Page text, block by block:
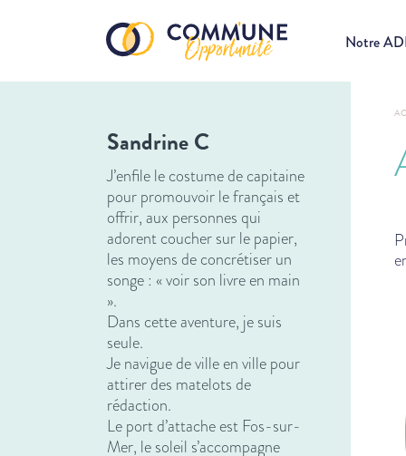
Notre
Sandrine C
J’enfile le costume de capitaine
pour promouvoir le français et
offrir, aux personnes qui
adorent coucher sur le papier,
les moyens de concrétiser un
songe : « voir son livre en main
».
Dans cette aventure, je suis
seule.
Je navigue de ville en ville pour
attirer des matelots de
rédaction.
Le port d’attache est Fos-sur-
Mer, le soleil s’accompagne